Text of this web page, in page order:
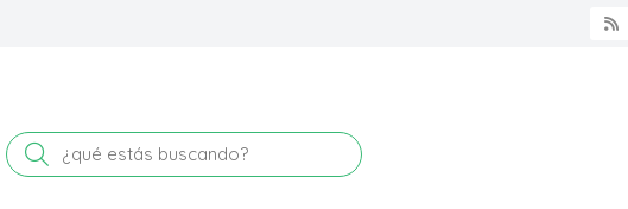
Buscar